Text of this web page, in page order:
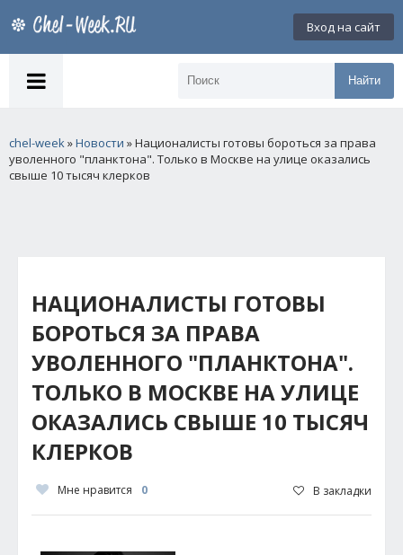
Вход на сайт
Найти
chel-week»Новости » Националисты готовы бороться за права
уволенного "планктона". Только в Москве на улице оказались
свыше 10 тысяч клерков
НАЦИОНАЛИСТЫ ГОТОВЫ
БОРОТЬСЯ ЗА ПРАВА
УВОЛЕННОГО "ПЛАНКТОНА".
ТОЛЬКО В МОСКВЕ НА УЛИЦЕ
ОКАЗАЛИСЬ СВЫШЕ 10 ТЫСЯЧ
КЛЕРКОВ
Мне нравится 0 В закладки